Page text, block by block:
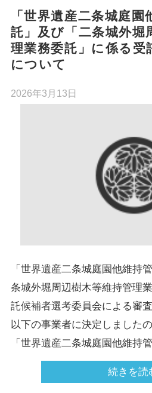
「世界遺産二条城庭
託」及び「二条城外堀
理業務委託」に係る受
について
2026年3月13日
「世界遺産二条城庭園他維持
条城外堀周辺樹木等維持管理
託候補者選考委員会による審
以下の事業者に決定しました
「世界遺産二条城庭園他維持
続きを読